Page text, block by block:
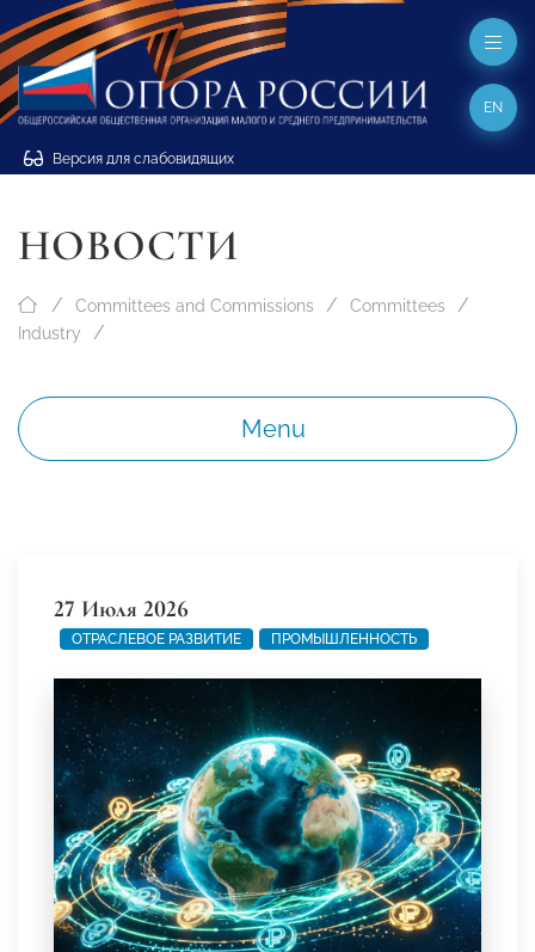
Версия для слабовидящих
EN
НОВОСТИ
Committees and Commissions
Committees
Industry
Menu
27 Июля 2026
ОТРАСЛЕВОЕ РАЗВИТИЕ ПРОМЫШЛЕННОСТЬ